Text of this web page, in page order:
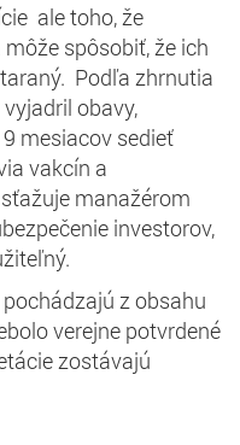
ale toho, že
spôsobiť, že ich
Podľa zhrnutia
obavy,
mesiacov sedieť
vakcín a
manažérom
investorov,
z obsahu
verejne potvrdené
zostávajú